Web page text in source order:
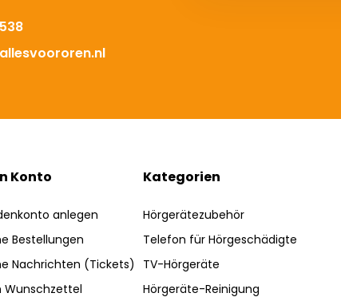
Konto
anlegen
Bestellungen
Nachrichten (Tickets)
Wunschzettel
Kategorien
Hörgerätezubehör
Telefon für Hörgeschädigte
TV-Hörgeräte
Hörgeräte-Reinigung